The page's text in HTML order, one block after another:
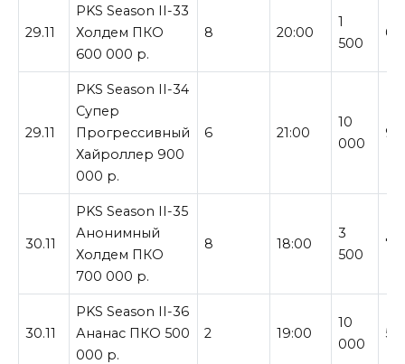
29.11
PKS Season II-33
Холдем ПКО
600 000 р.
8 20:00
1
500
29.11
PKS Season II-34
Супер
Прогрессивный
Хайроллер 900
000 р.
6 21:00
10
000
30.11
PKS Season II-35
Анонимный
Холдем ПКО
700 000 р.
8 18:00
3
500
30.11
PKS Season II-36
Ананас ПКО 500
000 р.
2 19:00
10
000